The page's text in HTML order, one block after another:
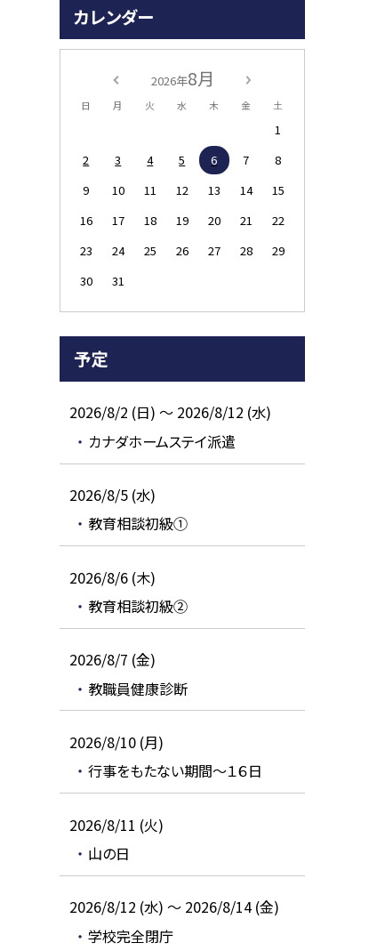
カレンダー
2026年8月
日 月 火 水 木 金 土
1
2
3 4 5 6 7
8
9
10 11 12 13 14
15
16
17 18 19 20 21
22
23
24 25 26 27 28
29
30
31
予定
2026/8/2 (日) ～ 2026/8/12 (水)
カナダホームステイ派遣
2026/8/5 (水)
教育相談初級①
2026/8/6 (木)
教育相談初級②
2026/8/7 (金)
教職員健康診断
2026/8/10 (月)
行事をもたない期間～１６日
2026/8/11 (火)
山の日
2026/8/12 (水) ～ 2026/8/14 (金)
学校完全閉庁